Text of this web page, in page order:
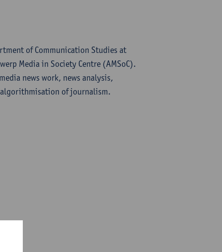
of Communication Studies at
Media in Society Centre (AMSoC).
news work, news analysis,
of journalism.